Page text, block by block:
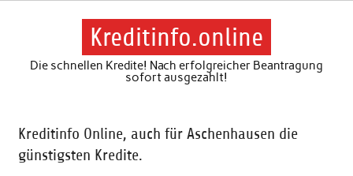
Skip
Kreditinfo.online
Die schnellen Kredite! Nach erfolgreicher Beantragung
sofort ausgezahlt!
Kreditinfo Online, auch für Aschenhausen die
günstigsten Kredite.